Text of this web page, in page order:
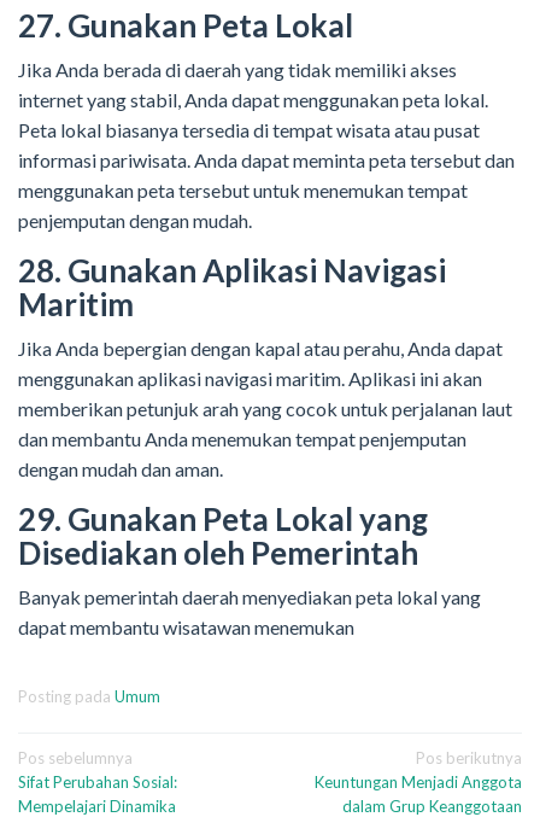
27. Gunakan Peta Lokal
Jika Anda berada di daerah yang tidak memiliki akses
internet yang stabil, Anda dapat menggunakan peta lokal.
Peta lokal biasanya tersedia di tempat wisata atau pusat
informasi pariwisata. Anda dapat meminta peta tersebut dan
menggunakan peta tersebut untuk menemukan tempat
penjemputan dengan mudah.
28. Gunakan Aplikasi Navigasi
Maritim
Jika Anda bepergian dengan kapal atau perahu, Anda dapat
menggunakan aplikasi navigasi maritim. Aplikasi ini akan
memberikan petunjuk arah yang cocok untuk perjalanan laut
dan membantu Anda menemukan tempat penjemputan
dengan mudah dan aman.
29. Gunakan Peta Lokal yang
Disediakan oleh Pemerintah
Banyak pemerintah daerah menyediakan peta lokal yang
dapat membantu wisatawan menemukan
Posting pada Umum
Navigasi
pos
Pos sebelumnya
Sifat Perubahan Sosial:
Mempelajari Dinamika
Pos berikutnya
Keuntungan Menjadi Anggota
dalam Grup Keanggotaan